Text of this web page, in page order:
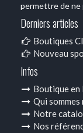
permettre de ne
Derniers articles
Boutiques
Nouveau
Infos
Boutique en
Qui sommes
Notre
Nos